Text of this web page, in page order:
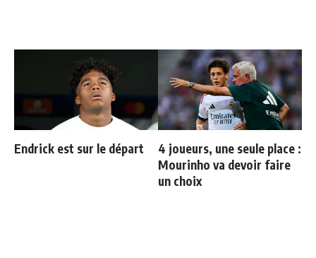
Endrick est sur le départ
4 joueurs, une seule place :
Mourinho va devoir faire
un choix